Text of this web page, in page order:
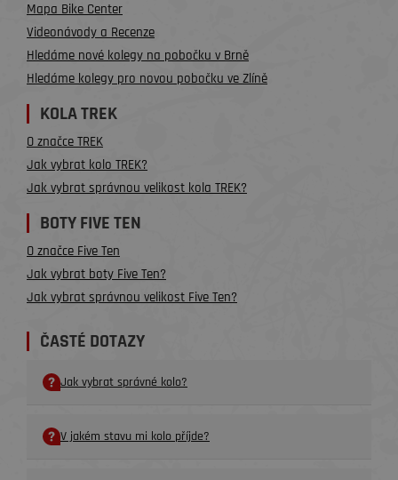
Mapa Bike Center
Videonávody a Recenze
Hledáme nové kolegy na pobočku v Brně
Hledáme kolegy pro novou pobočku ve Zlíně
KOLA TREK
O značce TREK
Jak vybrat kolo TREK?
Jak vybrat správnou velikost kola TREK?
BOTY FIVE TEN
O značce Five Ten
Jak vybrat boty Five Ten?
Jak vybrat správnou velikost Five Ten?
ČASTÉ DOTAZY
Jak vybrat správné kolo?
V jakém stavu mi kolo příjde?